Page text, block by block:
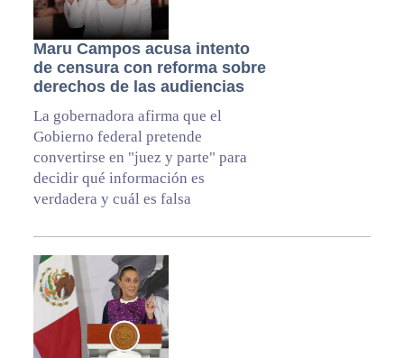
Maru Campos acusa intento
de censura con reforma sobre
derechos de las audiencias
La gobernadora afirma que el
Gobierno federal pretende
convertirse en "juez y parte" para
decidir qué información es
verdadera y cuál es falsa